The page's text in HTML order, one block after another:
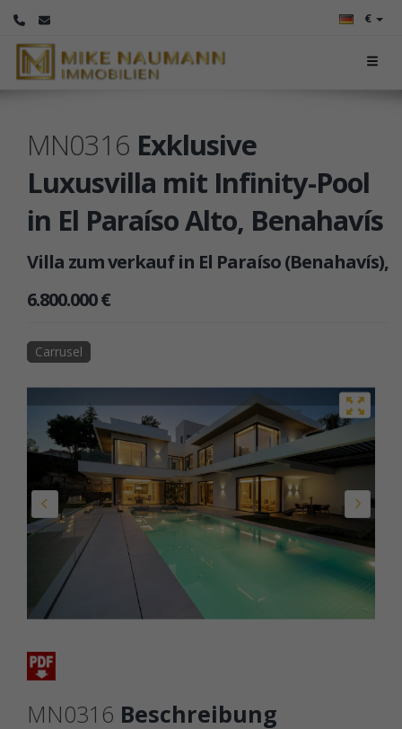
€
MN0316 Exklusive
Luxusvilla mit Infinity-Pool
in El Paraíso Alto, Benahavís
Villa zum verkauf in El Paraíso (Benahavís),
6.800.000 €
Carrusel
MN0316 Beschreibung